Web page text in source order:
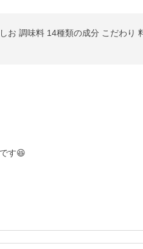
お 調味料 14種類の成分 こだわり
す😆